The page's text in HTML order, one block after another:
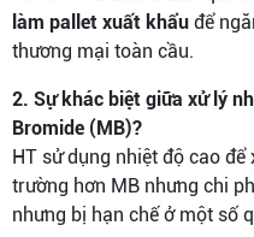
làm pallet xuất khẩu để
thương mại toàn cầu.
2. Sự khác biệt giữa xử lý
Bromide (MB)?
HT sử dụng nhiệt độ cao
trường hơn MB nhưng chi
nhưng bị hạn chế ở một số